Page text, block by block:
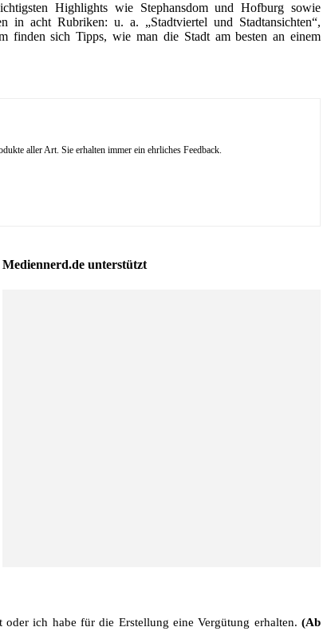
Highlights wie Stephansdom und Hofburg sowie
in acht Rubriken: u. a. „Stadtviertel und Stadtansichten“,
finden sich Tipps, wie man die Stadt am besten an einem
aller Art. Sie erhalten immer ein ehrliches Feedback.
Mediennerd.de unterstützt
ich habe für die Erstellung eine Vergütung erhalten. (Ab